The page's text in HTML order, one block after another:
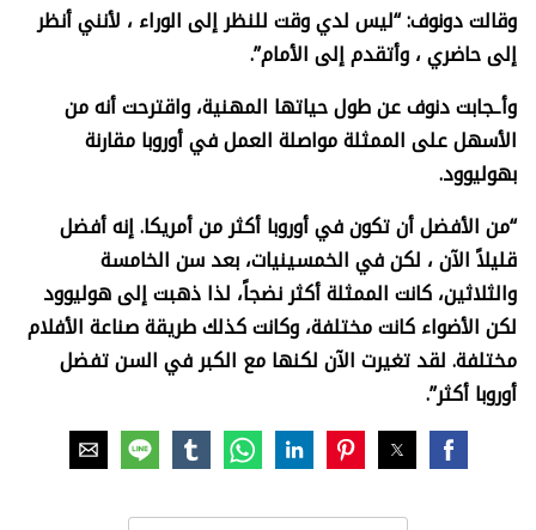
وقالت دونوف: “ليس لدي وقت للنظر إلى الوراء ، لأنني أنظر
إلى حاضري ، وأتقدم إلى الأمام”.
وأـجابت دنوف عن طول حياتها المهنية، واقترحت أنه من
الأسهل على الممثلة مواصلة العمل في أوروبا مقارنة
بهوليوود.
“من الأفضل أن تكون في أوروبا أكثر من أمريكا. إنه أفضل
قليلاً الآن ، لكن في الخمسينيات، بعد سن الخامسة
والثلاثين، كانت الممثلة أكثر نضجاً، لذا ذهبت إلى هوليوود
لكن الأضواء كانت مختلفة، وكانت كذلك طريقة صناعة الأفلام
مختلفة. لقد تغيرت الآن لكنها مع الكبر في السن تفضل
أوروبا أكثر”.